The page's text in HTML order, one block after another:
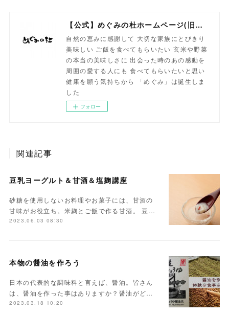
【公式】めぐみの杜ホームページ(旧自然食工房）
自然の恵みに感謝して 大切な家族にとびきり
美味しい ご飯を食べてもらいたい 玄米や野菜
の本当の美味しさに 出会った時のあの感動を
周囲の愛する人にも 食べてもらいたいと思い
健康を願う気持ちから 「めぐみ」は誕生しま
した
フォロー
関連記事
豆乳ヨーグルト＆甘酒＆塩麹講座
砂糖を使用しないお料理やお菓子には、甘酒の
甘味がお役立ち。米麹とご飯で作る甘酒。 豆…
2023.06.03 08:30
本物の醤油を作ろう
日本の代表的な調味料と言えば、醤油。皆さん
は、醤油を作った事はありますか？醤油がど…
2023.03.18 10:20